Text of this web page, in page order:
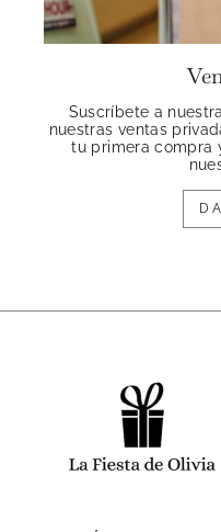
Suscríbete a
nuestras ventas
tu primera compra